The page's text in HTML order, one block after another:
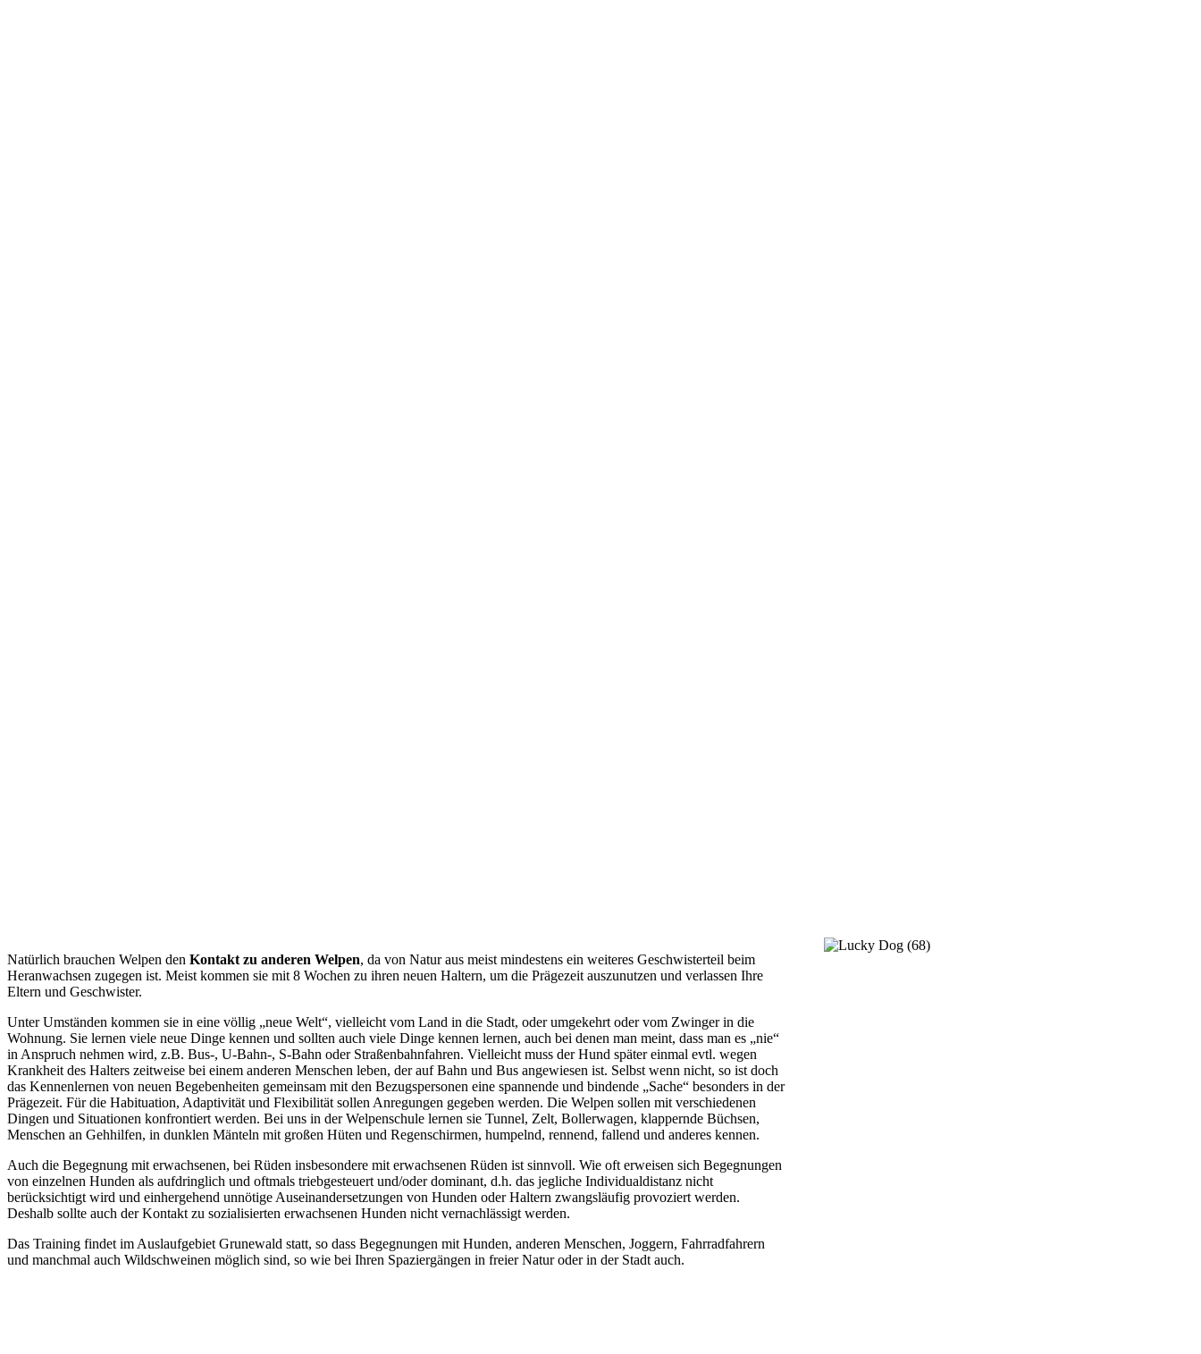
Natürlich brauchen Welpen den Kontakt zu anderen Welpen, da von Natur aus meist mindestens ein weiteres Geschwisterteil beim
Heranwachsen zugegen ist. Meist kommen sie mit 8 Wochen zu ihren neuen Haltern, um die Prägezeit auszunutzen und verlassen Ihre
Eltern und Geschwister.
Unter Umständen kommen sie in eine völlig „neue Welt“, vielleicht vom Land in die Stadt, oder umgekehrt oder vom Zwinger in die
Wohnung. Sie lernen viele neue Dinge kennen und sollten auch viele Dinge kennen lernen, auch bei denen man meint, dass man es „nie“
in Anspruch nehmen wird, z.B. Bus-, U-Bahn-, S-Bahn oder Straßenbahnfahren. Vielleicht muss der Hund später einmal evtl. wegen
Krankheit des Halters zeitweise bei einem anderen Menschen leben, der auf Bahn und Bus angewiesen ist. Selbst wenn nicht, so ist doch
das Kennenlernen von neuen Begebenheiten gemeinsam mit den Bezugspersonen eine spannende und bindende „Sache“ besonders in der
Prägezeit. Für die Habituation, Adaptivität und Flexibilität sollen Anregungen gegeben werden. Die Welpen sollen mit verschiedenen
Dingen und Situationen konfrontiert werden. Bei uns in der Welpenschule lernen sie Tunnel, Zelt, Bollerwagen, klappernde Büchsen,
Menschen an Gehhilfen, in dunklen Mänteln mit großen Hüten und Regenschirmen, humpelnd, rennend, fallend und anderes kennen.
Auch die Begegnung mit erwachsenen, bei Rüden insbesondere mit erwachsenen Rüden ist sinnvoll. Wie oft erweisen sich Begegnungen
von einzelnen Hunden als aufdringlich und oftmals triebgesteuert und/oder dominant, d.h. das jegliche Individualdistanz nicht
berücksichtigt wird und einhergehend unnötige Auseinandersetzungen von Hunden oder Haltern zwangsläufig provoziert werden.
Deshalb sollte auch der Kontakt zu sozialisierten erwachsenen Hunden nicht vernachlässigt werden.
Das Training findet im Auslaufgebiet Grunewald statt, so dass Begegnungen mit Hunden, anderen Menschen, Joggern, Fahrradfahrern
und manchmal auch Wildschweinen möglich sind, so wie bei Ihren Spaziergängen in freier Natur oder in der Stadt auch.